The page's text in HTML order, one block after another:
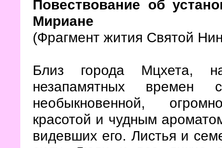
Повествование об
Мириане
(Фрагмент жития Святой
Близ города Мцхета,
незапамятных
необыкновенной,
красотой и чудным
видевших его. Листья и